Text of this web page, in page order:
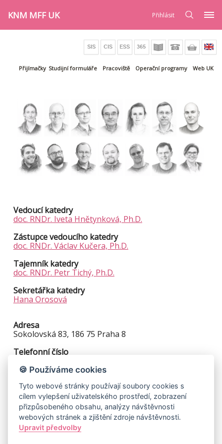
KNM MFF UK Přihlásit
Přijímačky Studijní formuláře Pracoviště Operační programy Web UK
Vedoucí katedry
doc. RNDr. Iveta Hnětynková, Ph.D.
Zástupce vedoucího katedry
doc. RNDr. Václav Kučera, Ph.D.
Tajemník katedry
doc. RNDr. Petr Tichý, Ph.D.
Sekretářka katedry
Hana Orosová
Adresa
Sokolovská 83, 186 75 Praha 8
Telefonní číslo
+420 22232 3386
E-mail
knm@mff.cuni.cz
🍪 Používáme cookies
Tyto webové stránky používají soubory cookies s
cílem vylepšení uživatelského prostředí, zobrazení
přizpůsobeného obsahu, analýzy návštěvnosti
webových stránek a zjištění zdroje návštěvnosti.
Upravit předvolby